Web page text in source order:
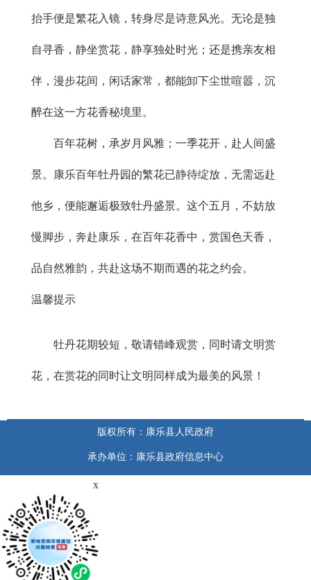
抬手便是繁花入镜，转身尽是诗意风光。无论是独
自寻香，静坐赏花，静享独处时光；还是携亲友相
伴，漫步花间，闲话家常，都能卸下尘世喧嚣，沉
醉在这一方花香秘境里。
百年花树，承岁月风雅；一季花开，赴人间盛
景。康乐百年牡丹园的繁花已静待绽放，无需远赴
他乡，便能邂逅极致牡丹盛景。这个五月，不妨放
慢脚步，奔赴康乐，在百年花香中，赏国色天香，
品自然雅韵，共赴这场不期而遇的花之约会。
温馨提示
牡丹花期较短，敬请错峰观赏，同时请文明赏
花，在赏花的同时让文明同样成为最美的风景！
版权所有：康乐县人民政府
承办单位：康乐县政府信息中心
x